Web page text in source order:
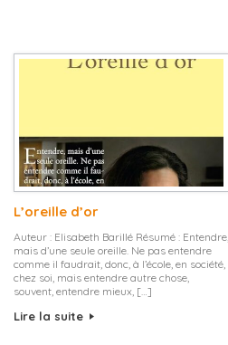
L’oreille d’or
Auteur : Elisabeth Barillé Résumé : Entendre,
mais d’une seule oreille. Ne pas entendre
comme il faudrait, donc, à l’école, en société,
chez soi, mais entendre autre chose,
souvent, entendre mieux, […]
Lire la suite